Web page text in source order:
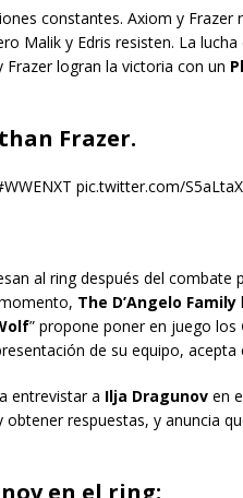
constantes. Axiom y
Malik y Edris resisten. La
logran la victoria con un
Frazer.
pic.twitter.com/
al ring después del combate
The D’Angelo Family
” propone poner en juego los
de su equipo, acepta
entrevistar a Ilja Dragunoven
obtener respuestas, y anuncia